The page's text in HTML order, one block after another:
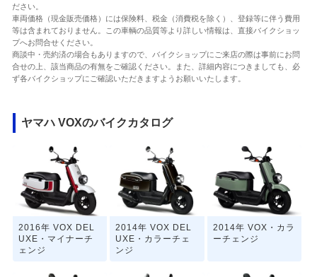
ださい。
車両価格（現金販売価格）には保険料、税金（消費税を除く）、登録等に伴う費用
等は含まれておりません。この車輌の品質等より詳しい情報は、直接バイクショッ
プへお問合せください。
商談中・売約済の場合もありますので、バイクショップにご来店の際は事前にお問
合せの上、該当商品の有無をご確認ください。また、詳細内容につきましても、必
ず各バイクショップにご確認いただきますようお願いいたします。
ヤマハ VOXのバイクカタログ
2016年 VOX DEL
UXE・マイナーチ
ェンジ
2014年 VOX DEL
UXE・カラーチェ
ンジ
2014年 VOX・カラ
ーチェンジ